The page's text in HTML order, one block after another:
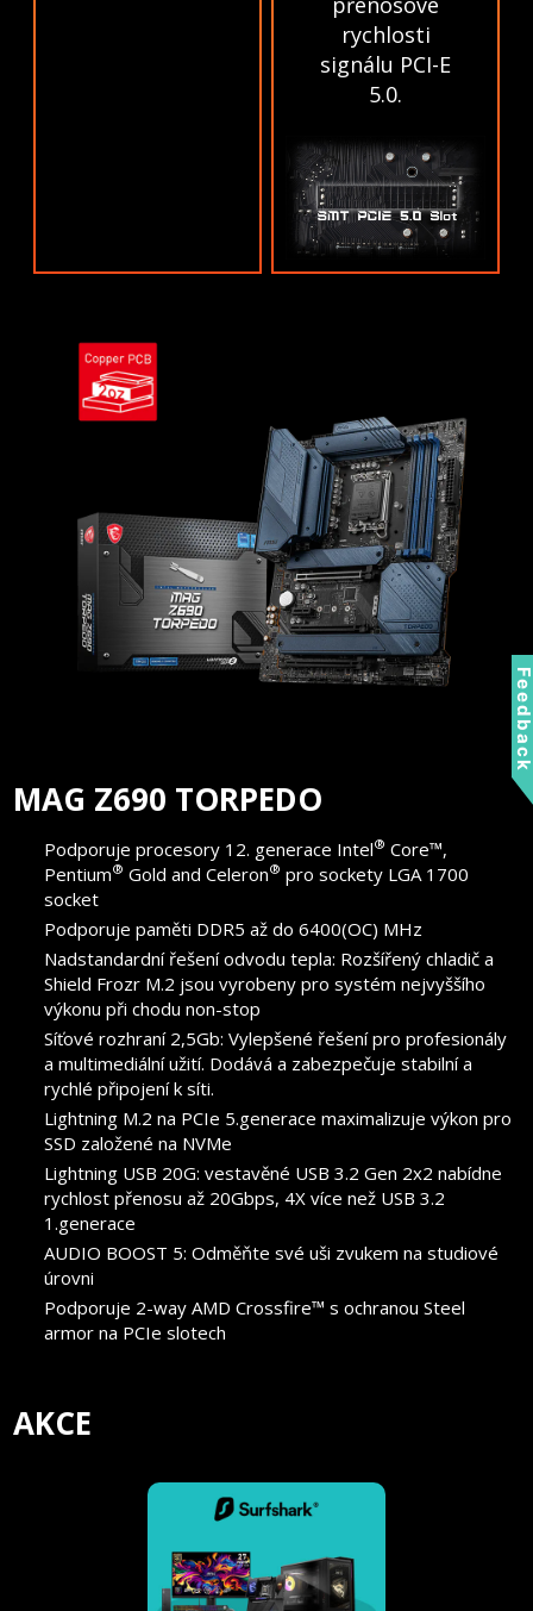
rychlosti
signálu PCI-E
5.0.
MAG Z690 TORPEDO
Podporuje procesory 12. generace Intel® Core™,
Pentium® Gold and Celeron® pro sockety LGA 1700
socket
Podporuje paměti DDR5 až do 6400(OC) MHz
Nadstandardní řešení odvodu tepla: Rozšířený chladič a
Shield Frozr M.2 jsou vyrobeny pro systém nejvyššího
výkonu při chodu non-stop
Síťové rozhraní 2,5Gb: Vylepšené řešení pro profesionály
a multimediální užití. Dodává a zabezpečuje stabilní a
rychlé připojení k síti.
Lightning M.2 na PCIe 5.generace maximalizuje výkon pro
SSD založené na NVMe
Lightning USB 20G: vestavěné USB 3.2 Gen 2x2 nabídne
rychlost přenosu až 20Gbps, 4X více než USB 3.2
1.generace
AUDIO BOOST 5: Odměňte své uši zvukem na studiové
úrovni
Podporuje 2-way AMD Crossfire™ s ochranou Steel
armor na PCIe slotech
AKCE